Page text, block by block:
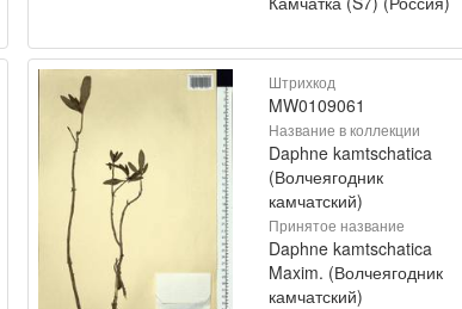
Штрихкод
MW0109061
Название в коллекции
Daphne kamtschatica
(Волчеягодник
камчатский)
Принятое название
Daphne kamtschatica
Maxim. (Волчеягодник
камчатский)